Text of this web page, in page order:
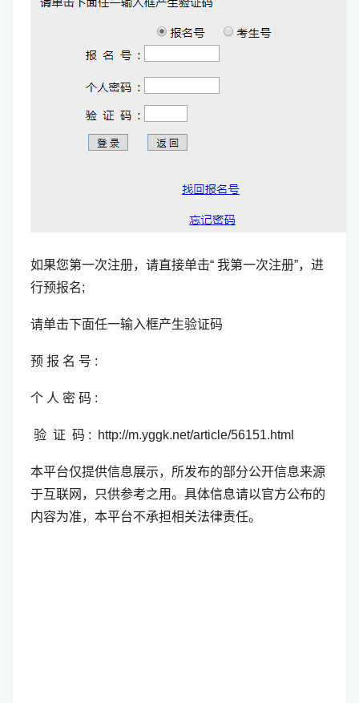
如果您第一次注册，请直接单击“ 我第一次注册”，进
行预报名;
请单击下面任一输入框产生验证码
预 报 名 号 :
个 人 密 码 :
验 证 码 : http://m.yggk.net/article/56151.html
本平台仅提供信息展示，所发布的部分公开信息来源
于互联网，只供参考之用。具体信息请以官方公布的
内容为准，本平台不承担相关法律责任。